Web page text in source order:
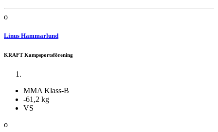
o
Linus Hammarlund
KRAFT Kampsportsförening
MMA Klass-B
-61,2 kg
VS
o